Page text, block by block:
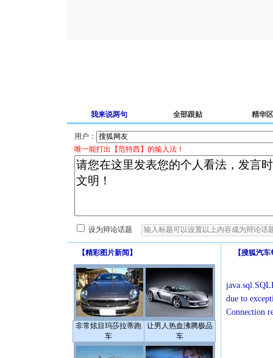
我来说两句 全部跟贴 精华区
用户：
唯一能打出【范特西】的输入法！
设为辩论话题
【精彩图片新闻 】
非常炫目玛莎拉蒂跑
车
让男人热血沸腾极品
车
【搜狐汽车
due to
Connection